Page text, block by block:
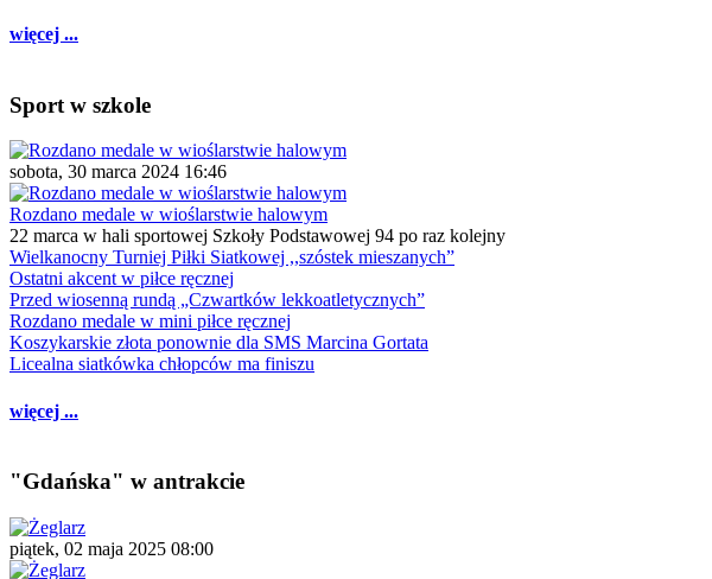
więcej ...
Sport w szkole
sobota, 30 marca 2024 16:46
Rozdano medale w wioślarstwie halowym
22 marca w hali sportowej Szkoły Podstawowej 94 po raz kolejny
Wielkanocny Turniej Piłki Siatkowej ,,szóstek mieszanych”
Ostatni akcent w piłce ręcznej
Przed wiosenną rundą „Czwartków lekkoatletycznych”
Rozdano medale w mini piłce ręcznej
Koszykarskie złota ponownie dla SMS Marcina Gortata
Licealna siatkówka chłopców ma finiszu
więcej ...
"Gdańska" w antrakcie
piątek, 02 maja 2025 08:00